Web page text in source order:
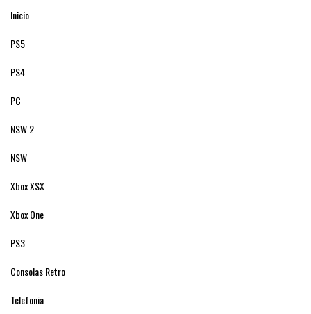
Inicio
PS5
PS4
PC
NSW 2
NSW
Xbox XSX
Xbox One
PS3
Consolas Retro
Telefonia